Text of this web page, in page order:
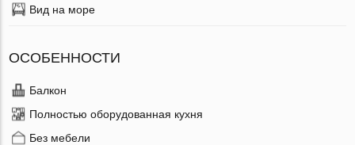
Вид на море
ОСОБЕННОСТИ
Балкон
Полностью оборудованная кухня
Без мебели